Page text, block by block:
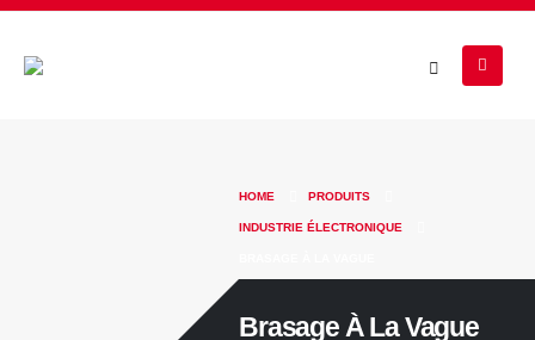
HOME PRODUITS
INDUSTRIE ÉLECTRONIQUE
Brasage À La Vague